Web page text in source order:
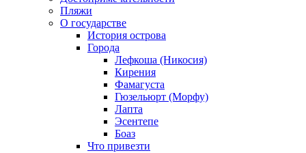
Пляжи
О государстве
История острова
Города
Лефкоша (Никосия)
Кирения
Фамагуста
Гюзельюрт (Морфу)
Лапта
Эсентепе
Боаз
Что привезти